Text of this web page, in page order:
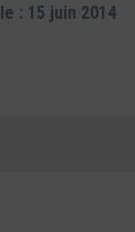
le : 15 juin 2014